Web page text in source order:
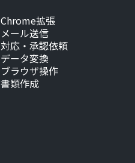
Chrome拡張
メール送信
対応・承認依頼
データ変換
ブラウザ操作
書類作成